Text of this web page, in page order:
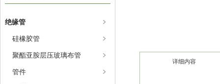
绝缘管
硅橡胶管
聚酯亚胺层压玻璃布管
管件
详细内容